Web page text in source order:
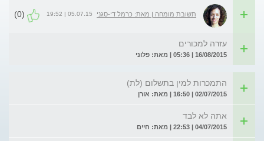
תשובת מומחה | מאת: כרמל די-סגני 05.07.15 | 19:52
(0)
עזרה למכורים
16/08/2015 | 05:36 | מאת: פלוני
התמכרות למין בתשלום (לת)
02/07/2015 | 16:50 | מאת: אורן
אתה לא לבד
04/07/2015 | 22:53 | מאת: חיים